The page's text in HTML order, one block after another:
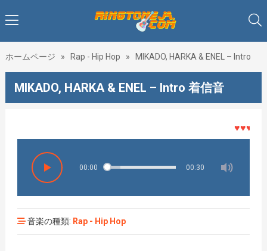
ホームページ » Rap - Hip Hop » MIKADO, HARKA & ENEL – Intro
MIKADO, HARKA & ENEL – Intro 着信音
♥♥♥着メ
00:00 00:30
音楽の種類: Rap - Hip Hop